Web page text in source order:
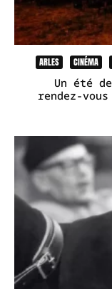
ARLES CINÉMA
Un été
rendez-